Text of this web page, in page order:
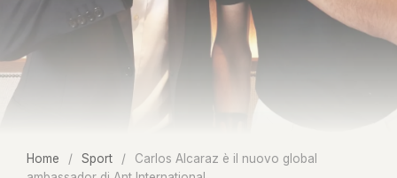
Home / Sport /
Carlos Alcaraz è il nuovo global